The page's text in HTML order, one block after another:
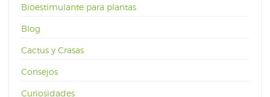
Bioestimulante para plantas
Blog
Cactus y Crasas
Consejos
Curiosidades